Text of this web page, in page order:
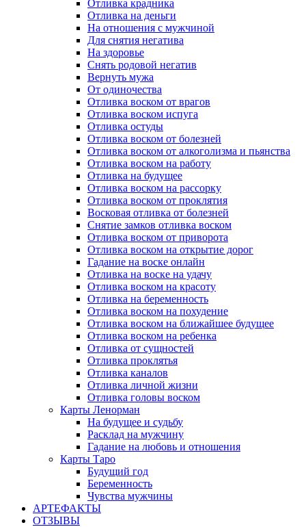
Отливка крадника
Отливка на деньги
На отношения с мужчиной
Для снятия негатива
На здоровье
Снять родовой негатив
Вернуть мужа
От одиночества
Отливка воском от врагов
Отливка воском испуга
Отливка остуды
Отливка воском от болезней
Отливка воском от алкоголизма и пьянства
Отливка воском на работу
Отливка на будущее
Отливка воском на рассорку
Отливка воском от проклятия
Восковая отливка от болезней
Снятие замков отливка воском
Отливка воском от приворота
Отливка воском на открытие дорог
Гадание на воске онлайн
Отливка на воске на удачу
Отливка воском на красоту
Отливка на беременность
Отливка воском на похудение
Отливка воском на ближайшее будущее
Отливка воском на ребенка
Отливка от сущностей
Отливка проклятья
Отливка каналов
Отливка личной жизни
Отливка головы воском
Карты Ленорман
На будущее и судьбу
Расклад на мужчину
Гадание на любовь и отношения
Карты Таро
Будущий год
Беременность
Чувства мужчины
АРТЕФАКТЫ
ОТЗЫВЫ